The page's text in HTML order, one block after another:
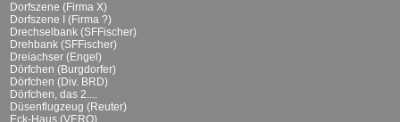
Dorfszene (Firma X)
Dorfszene I (Firma ?)
Drechselbank (SFFischer)
Drehbank (SFFischer)
Dreiachser (Engel)
Dörfchen (Burgdorfer)
Dörfchen (Div. BRD)
Dörfchen, das 2....
Düsenflugzeug (Reuter)
Eck-Haus (VERO)